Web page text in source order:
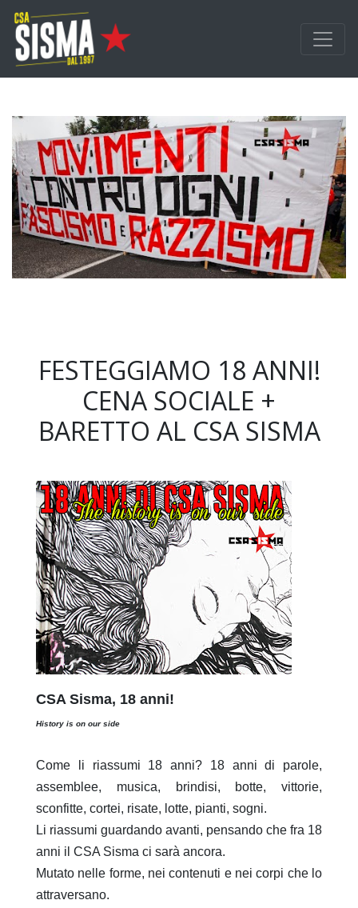
Passa ai contenuti principali
FESTEGGIAMO 18 ANNI!
CENA SOCIALE +
BARETTO AL CSA SISMA
CSA Sisma, 18 anni!
History is on our side
Come li riassumi 18 anni? 18 anni di parole,
assemblee, musica, brindisi, botte, vittorie,
sconfitte, cortei, risate, lotte, pianti, sogni.
Li riassumi guardando avanti, pensando che fra 18
anni il CSA Sisma ci sarà ancora.
Mutato nelle forme, nei contenuti e nei corpi che lo
attraversano.